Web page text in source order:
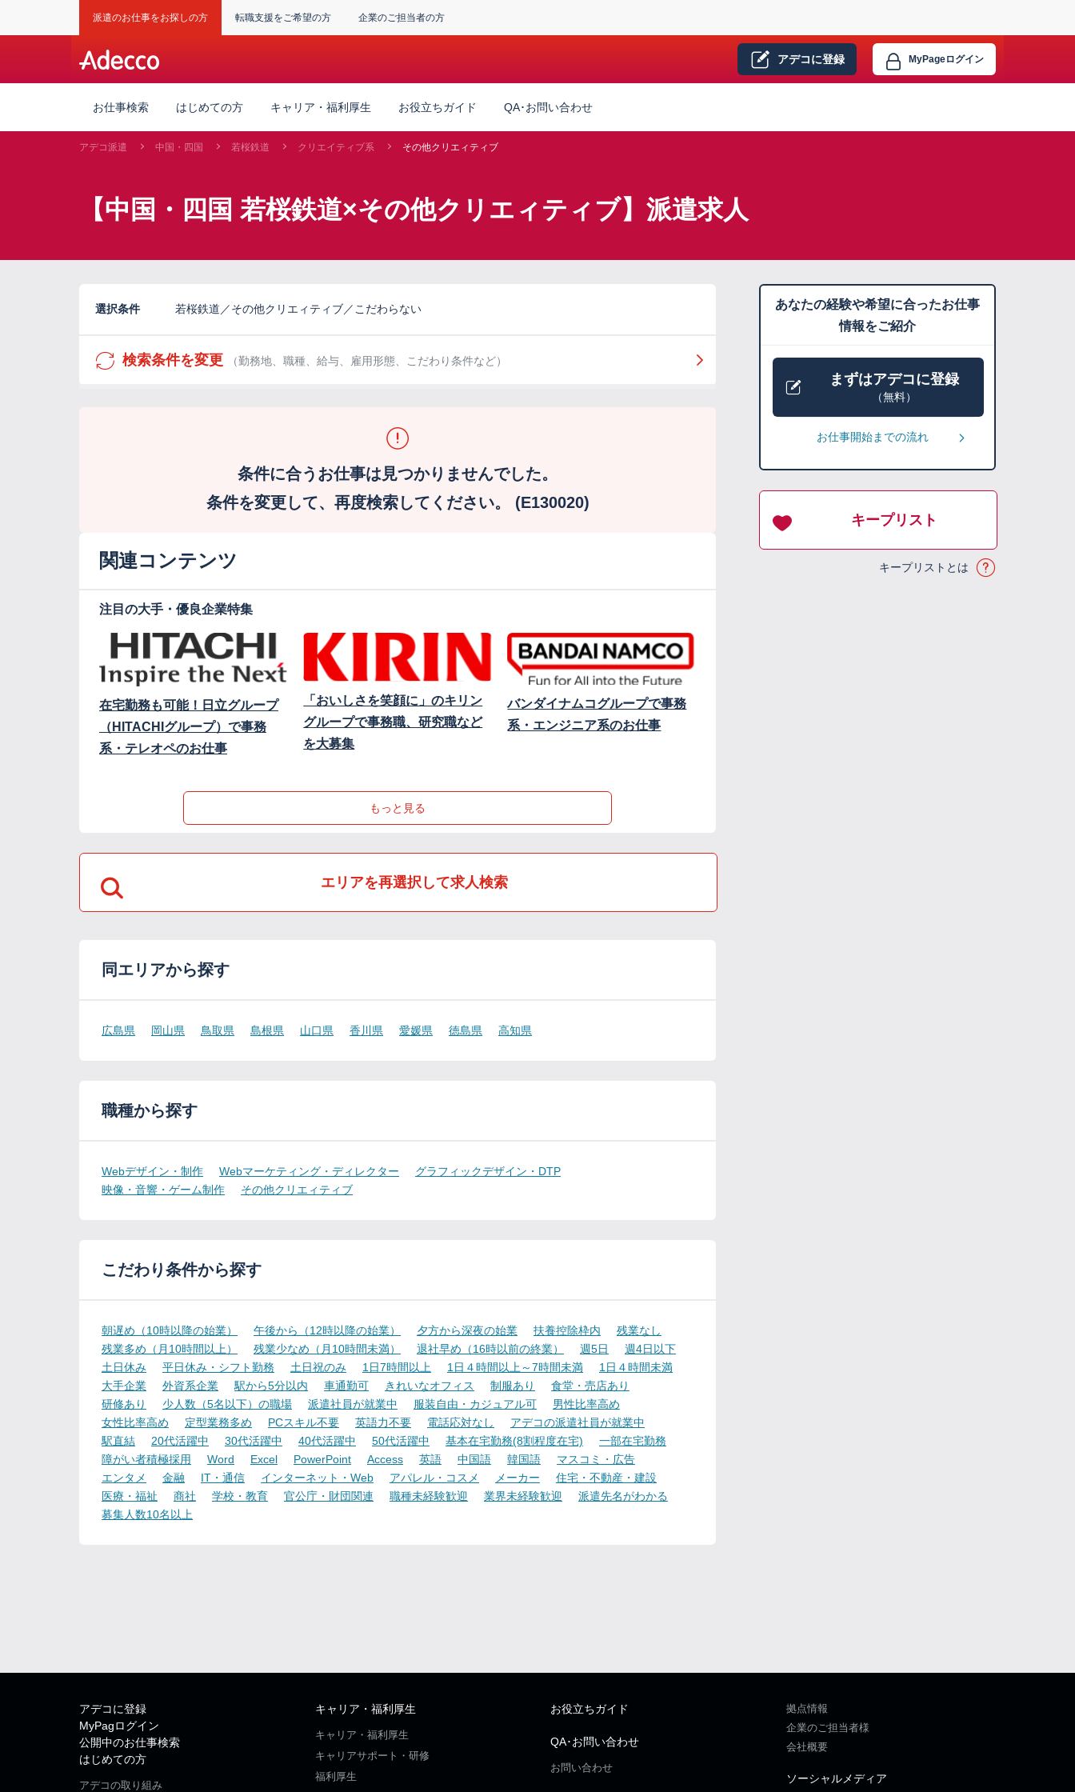
派遣のお仕事をお探しの方 転職支援をご希望の方 企業のご担当者の方
アデコに登録 MyPageログイン
お仕事検索 はじめての方 キャリア・福利厚生 お役立ちガイド QA･お問い合わせ
アデコ派遣 中国・四国 若桜鉄道 クリエイティブ系 その他クリエィティブ
【中国・四国 若桜鉄道×その他クリエィティブ】派遣求人
選択条件 若桜鉄道／その他クリエィティブ／こだわらない
検索条件を変更 （勤務地、職種、給与、雇用形態、こだわり条件など）
条件に合うお仕事は見つかりませんでした。
条件を変更して、再度検索してください。 (E130020)
関連コンテンツ
注目の大手・優良企業特集
在宅勤務も可能！日立グループ
（HITACHIグループ）で事務
系・テレオペのお仕事
「おいしさを笑顔に」のキリン
グループで事務職、研究職など
を大募集
バンダイナムコグループで事務
系・エンジニア系のお仕事
もっと見る
エリアを再選択して求人検索
同エリアから探す
広島県 岡山県 鳥取県 島根県 山口県 香川県 愛媛県 徳島県 高知県
職種から探す
Webデザイン・制作 Webマーケティング・ディレクター
グラフィックデザイン・DTP
映像・音響・ゲーム制作
その他クリエィティブ
こだわり条件から探す
朝遅め（10時以降の始業） 午後から（12時以降の始業） 夕方から深夜の始業 扶養控除枠内
残業なし
残業多め（月10時間以上）
残業少なめ（月10時間未満） 退社早め（16時以前の終業） 週5日
週4日以下
土日休み
平日休み・シフト勤務 土日祝のみ 1日7時間以上 1日４時間以上～7時間未満
1日４時間未満
大手企業
外資系企業 駅から5分以内 車通勤可 きれいなオフィス 制服あり
食堂・売店あり
研修あり
少人数（5名以下）の職場 派遣社員が就業中 服装自由・カジュアル可
男性比率高め
女性比率高め
定型業務多め PCスキル不要 英語力不要 電話応対なし
アデコの派遣社員が就業中
駅直結
20代活躍中 30代活躍中 40代活躍中 50代活躍中 基本在宅勤務(8割程度在宅)
一部在宅勤務
障がい者積極採用
Word Excel PowerPoint Access 英語 中国語 韓国語
マスコミ・広告
エンタメ
金融 IT・通信 インターネット・Web アパレル・コスメ メーカー
住宅・不動産・建設
医療・福祉
商社 学校・教育 官公庁・財団関連 職種未経験歓迎 業界未経験歓迎
派遣先名がわかる
募集人数10名以上
あなたの経験や希望に合ったお仕事
情報をご紹介
まずはアデコに登録
（無料）
お仕事開始までの流れ
キープリスト
キープリストとは
アデコに登録
MyPagログイン
公開中のお仕事検索
はじめての方
アデコの取り組み
キャリア・福利厚生
キャリア・福利厚生
キャリアサポート・研修
福利厚生
お役立ちガイド
QA･お問い合わせ
お問い合わせ
拠点情報
企業のご担当者様
会社概要
ソーシャルメディア